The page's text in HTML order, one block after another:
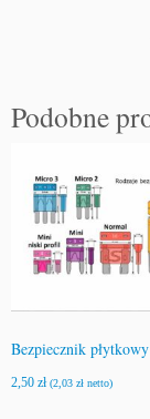
0
5
h
e
Podobne
Bezpiecznik
2,50 zł (2,03 zł netto)